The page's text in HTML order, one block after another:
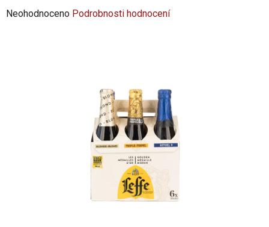
Průměrné
Neohodnoceno Podrobnosti hodnocení